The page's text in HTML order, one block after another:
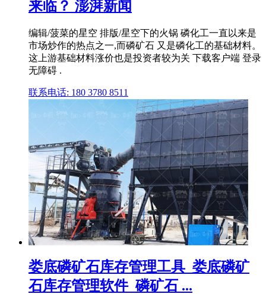
来临？ 澎湃新闻
编辑/菠菜的星空 排版/星空下的火锅 磷化工一直以来是
市场炒作的热点之一,而磷矿石 又是磷化工的基础材料。
这上游基础材料涨价也是投资者较为关 下载客户端 登录
无障碍 .
联系电话: 180 3780 8511
娄底磷矿石库存管理工具_娄底磷矿
石库存管理软件_磷矿石 ...